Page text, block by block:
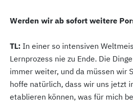
Werden wir ab sofort weitere
TL: In einer so intensiven
Lernprozess nie zu Ende. Die
immer weiter, und da müssen wir
hoffe natürlich, dass wir uns jetzt
etablieren können, was für mich